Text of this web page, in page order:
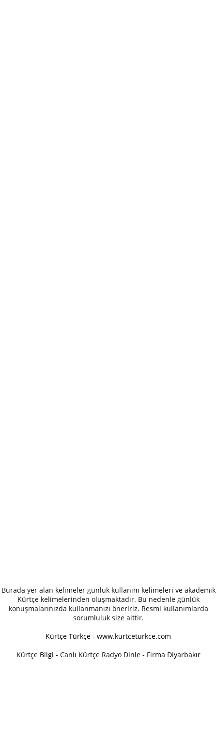
Burada yer alan kelimeler günlük kullanım kelimeleri ve akademik
Kürtçe kelimelerinden oluşmaktadır. Bu nedenle günlük
konuşmalarınızda kullanmanızı öneririz. Resmi kullanımlarda
sorumluluk size aittir.
Kürtçe Türkçe - www.kurtceturkce.com
Kürtçe Bilgi - Canlı Kürtçe Radyo Dinle - Firma Diyarbakır